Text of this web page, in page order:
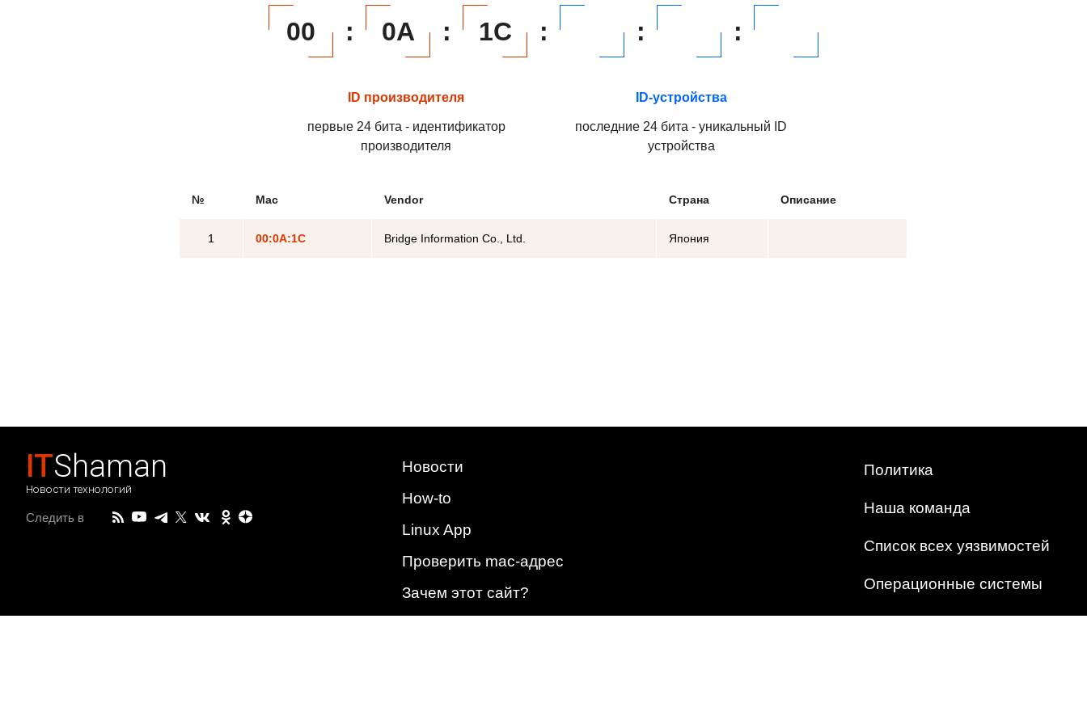
00 : 0A : 1C : : :
ID производителя
первые 24 бита - идентификатор
производителя
ID-устройства
последние 24 бита - уникальный ID
устройства
№ Mac Vendor Страна Описание
1 00:0A:1C Bridge Information Co., Ltd. Япония
ITShaman
Новости технологий
Следить в
Новости
How-to
Linux App
Проверить mac-адрес
Зачем этот сайт?
Политика
Наша команда
Список всех уязвимостей
Операционные системы